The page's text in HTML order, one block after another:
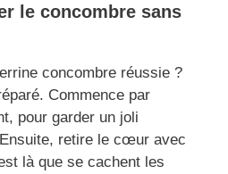
le concombre sans
concombre réussie ?
Commence par
pour garder un joli
retire le cœur avec
là que se cachent les